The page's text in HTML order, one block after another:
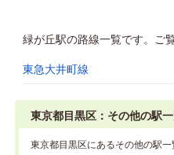
緑が丘駅の路線一覧です。ご
東急大井町線
東京都目黒区：その他の駅
東京都目黒区にあるその他の駅